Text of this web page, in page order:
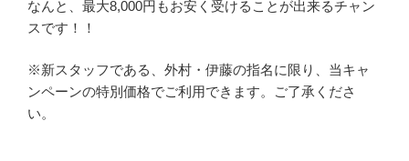
なんと、最大8,000円もお安く受けることが出来るチャン
スです！！
※新スタッフである、外村・伊藤の指名に限り、当キャ
ンペーンの特別価格でご利用できます。ご了承くださ
い。